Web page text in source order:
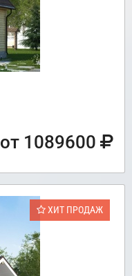
от 1089600
ХИТ ПРОДАЖ